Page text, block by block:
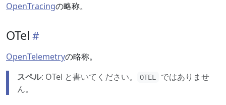
OpenTracingの略称。
OTel
OpenTelemetryの略称。
スペル: OTel と書いてください。 OTEL
ではありませ
ん。